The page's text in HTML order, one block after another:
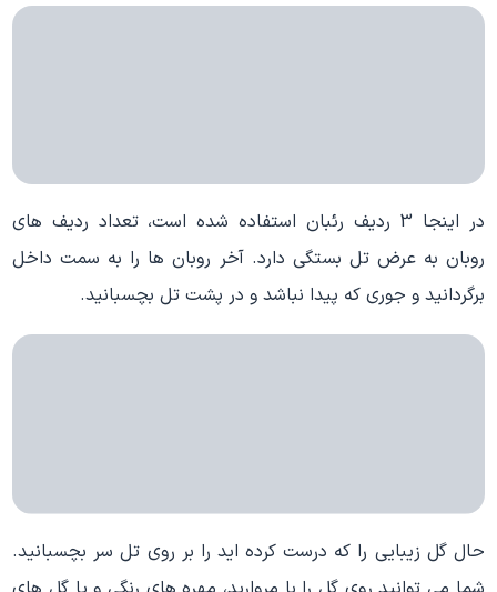
در اینجا 3 ردیف رئبان استفاده شده است، تعداد ردیف های
روبان به عرض تل بستگی دارد. آخر روبان ها را به سمت داخل
برگردانید و جوری که پیدا نباشد و در پشت تل بچسبانید.
حال گل زیبایی را که درست کرده اید را بر روی تل سر بچسبانید.